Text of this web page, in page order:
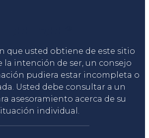
que usted obtiene de este sitio
la intención de ser, un consejo
pudiera estar incompleta o
Usted debe consultar a un
asesoramiento acerca de su
individual.